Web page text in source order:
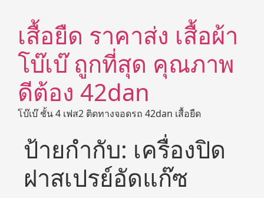
เสื้อยืด ราคาส่ง เสื้อผ้า
โบ๊เบ๊ ถูกที่สุด คุณภาพ
ดีต้อง 42dan
โบ๊เบ๊ ชั้น 4 เฟส2 ติดทางจอดรถ 42dan เสื้อยืด
ป้ายกำกับ: เครื่องปิด
ฝาสเปรย์อัดแก๊ซ